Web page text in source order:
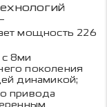
мощность 226
8ми
поколения
динамикой;
привода